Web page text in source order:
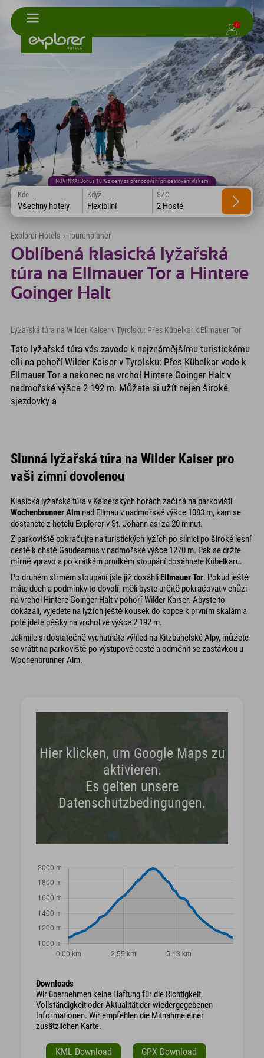
1
NOVINKA: Bonus 10 % z ceny za přenocování při cestování vlakem
Kde
Všechny hotely
Když
Flexibilní
SZO
2 Hosté
Explorer Hotels › Tourenplaner
Oblíbená klasická lyžařská
túra na Ellmauer Tor a Hintere
Goinger Halt
Lyžařská túra na Wilder Kaiser v Tyrolsku: Přes Kübelkar k Ellmauer Tor
Tato lyžařská túra vás zavede k nejznámějšímu turistickému
cíli na pohoří Wilder Kaiser v Tyrolsku: Přes Kübelkar vede k
Ellmauer Tor a nakonec na vrchol Hintere Goinger Halt v
nadmořské výšce 2 192 m. Můžete si užít nejen široké
sjezdovky a
Slunná lyžařská túra na Wilder Kaiser pro
vaši zimní dovolenou
Klasická lyžařská túra v Kaiserských horách začíná na parkovišti
Wochenbrunner Alm nad Ellmau v nadmořské výšce 1083 m, kam se
dostanete z hotelu Explorer v St. Johann asi za 20 minut.
Z parkoviště pokračujte na turistických lyžích po silnici po široké lesní
cestě k chatě Gaudeamus v nadmořské výšce 1270 m. Pak se držte
mírně vpravo a po krátkém prudkém stoupání dosáhnete Kübelkaru.
Po druhém strmém stoupání jste již dosáhliEllmauer Tor. Pokud ještě
máte dech a podmínky to dovolí, měli byste určitě pokračovat v chůzi
na vrchol Hintere Goinger Halt v pohoří Wilder Kaiser. Abyste to
dokázali, vyjedete na lyžích ještě kousek do kopce k prvním skalám a
poté jdete pěšky na vrchol ve výšce 2 192 m.
Jakmile si dostatečně vychutnáte výhled na Kitzbühelské Alpy, můžete
se vrátit na parkoviště po výstupové cestě a odměnit se zastávkou u
Wochenbrunner Alm.
Hier klicken, um Google Maps zu
aktivieren.
Es gelten unsere
Datenschutzbedingungen.
Downloads
Wir übernehmen keine Haftung für die Richtigkeit,
Vollständigkeit oder Aktualität der wiedergegebenen
Informationen. Wir empfehlen die Mitnahme einer
zusätzlichen Karte.
KML Download GPX Download